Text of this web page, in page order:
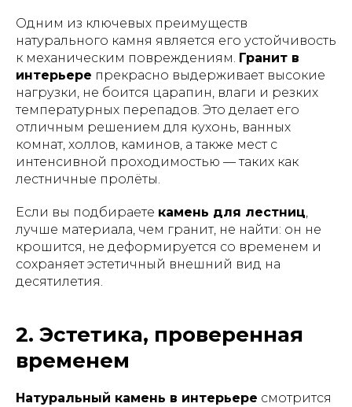
Одним из ключевых преимуществ
натурального камня является его устойчивость
к механическим повреждениям. Гранит в
интерьере прекрасно выдерживает высокие
нагрузки, не боится царапин, влаги и резких
температурных перепадов. Это делает его
отличным решением для кухонь, ванных
комнат, холлов, каминов, а также мест с
интенсивной проходимостью — таких как
лестничные пролёты.
Если вы подбираете камень для лестниц,
лучше материала, чем гранит, не найти: он не
крошится, не деформируется со временем и
сохраняет эстетичный внешний вид на
десятилетия.
2. Эстетика, проверенная
временем
Натуральный камень в интерьере смотрится